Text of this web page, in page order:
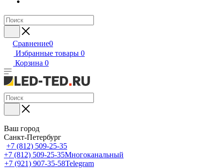
Сравнение0
Избранные товары 0
Корзина 0
Ваш город
Санкт-Петербург
+7 (812) 509-25-35
+7 (812) 509-25-35Многоканальный
+7 (921) 907-35-58Telegram